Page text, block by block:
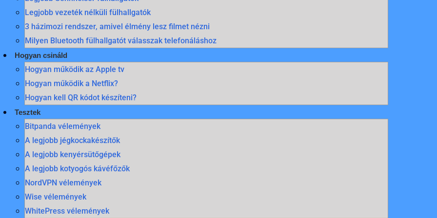
Legjobb vezeték nélküli fülhallgatók
3 házimozi rendszer, amivel élmény lesz filmet nézni
Milyen Bluetooth fülhallgatót válasszak telefonáláshoz
Hogyan csináld
Hogyan működik az Apple tv
Hogyan működik a Netflix?
Hogyan kell QR kódot készíteni?
Tesztek
Bitpanda vélemények
A legjobb jégkockakészítők
A legjobb kenyérsütőgépek
A legjobb kotyogós kávéfőzők
NordVPN vélemények
Wise vélemények
WhitePress vélemények